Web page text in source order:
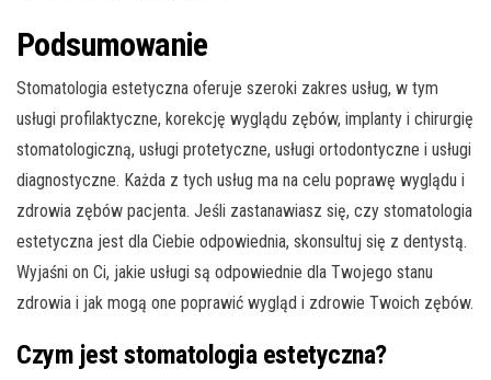
Podsumowanie
Stomatologia estetyczna oferuje szeroki zakres usług, w tym
usługi profilaktyczne, korekcję wyglądu zębów, implanty i chirurgię
stomatologiczną, usługi protetyczne, usługi ortodontyczne i usługi
diagnostyczne. Każda z tych usług ma na celu poprawę wyglądu i
zdrowia zębów pacjenta. Jeśli zastanawiasz się, czy stomatologia
estetyczna jest dla Ciebie odpowiednia, skonsultuj się z dentystą.
Wyjaśni on Ci, jakie usługi są odpowiednie dla Twojego stanu
zdrowia i jak mogą one poprawić wygląd i zdrowie Twoich zębów.
Czym jest stomatologia estetyczna?